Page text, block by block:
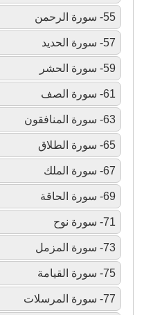
55- سورة الرحمن
57- سورة الحديد
59- سورة الحشر
61- سورة الصف
63- سورة المنافقون
65- سورة الطلاق
67- سورة الملك
69- سورة الحاقة
71- سورة نوح
73- سورة المزمل
75- سورة القيامة
77- سورة المرسلات